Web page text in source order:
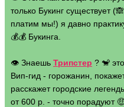
только Букинг существует
платим мы!) я давно
💰💰 Букинга.
👁 Знаешь Трипстер ? 🐒
Вип-гид - горожанин,
расскажет городские
от 600 р. - точно порадуют